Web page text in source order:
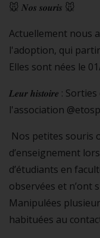
🐭 𝑵𝒐𝒔 𝒔𝒐𝒖𝒓𝒊𝒔 🐭
Actuellement nous
l'adoption, qui
Elles sont nées le
𝑳𝒆𝒖𝒓 𝒉𝒊𝒔𝒕𝒐𝒊𝒓𝒆 :
l'association
Nos petites souris
d’enseignement
d’étudiants en
observées et n’ont
Manipulées
habituées au